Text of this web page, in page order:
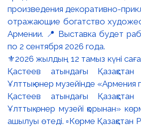
⚜️2026 жылдың 12 тамыз күні
Қастеев атындағы Қазақстан
Ұлттық өнер музейінде «Армения
Қастеев атындағы Қазақстан
Ұлттық өнер музейі қорынан»
ашылуы өтеді. ▫️Көрме Қазақстан